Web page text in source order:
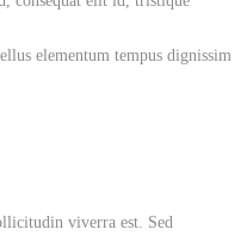
elementum tempus dignissim
viverra est. Sed